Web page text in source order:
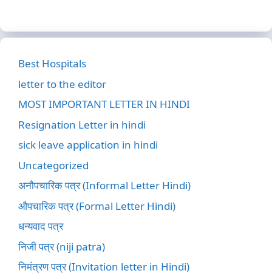
Best Hospitals
letter to the editor
MOST IMPORTANT LETTER IN HINDI
Resignation Letter in hindi
sick leave application in hindi
Uncategorized
अनौपचारिक पत्र (Informal Letter Hindi)
औपचारिक पत्र (Formal Letter Hindi)
धन्यवाद पत्र
निजी पत्र (niji patra)
निमंत्रण पत्र (Invitation letter in Hindi)